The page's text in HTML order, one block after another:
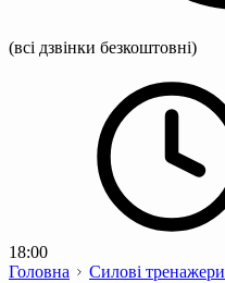
(всі дзвінки безкоштовні)
18:00
Головна
Силові тренажери